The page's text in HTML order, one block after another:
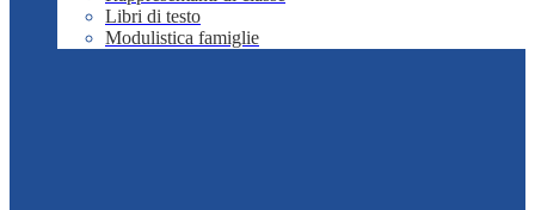
Libri di testo
Modulistica famiglie